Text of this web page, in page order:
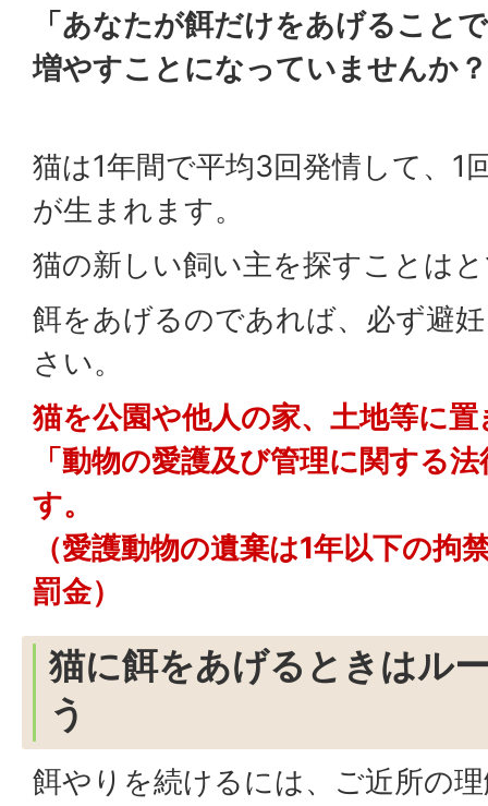
「あなたが餌だけをあげること
増やすことになっていませんか
猫は1年間で平均3回発情して、1
が生まれます。
猫の新しい飼い主を探すことは
餌をあげるのであれば、必ず避
さい。
猫を公園や他人の家、土地等に
「動物の愛護及び管理に関する
す。
（愛護動物の遺棄は1年以下の拘
罰金）
猫に餌をあげるときはル
う
餌やりを続けるには、ご近所の